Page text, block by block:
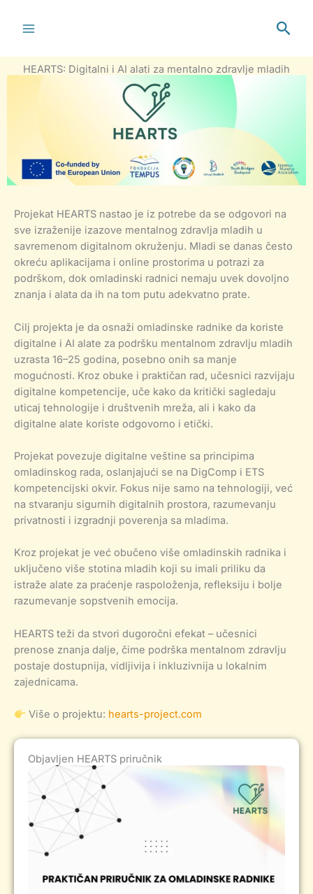
HEARTS: Digitalni i AI alati za mentalno zdravlje mladih
Projekat HEARTS nastao je iz potrebe da se odgovori na
sve izraženije izazove mentalnog zdravlja mladih u
savremenom digitalnom okruženju. Mladi se danas često
okreću aplikacijama i online prostorima u potrazi za
podrškom, dok omladinski radnici nemaju uvek dovoljno
znanja i alata da ih na tom putu adekvatno prate.
Cilj projekta je da osnaži omladinske radnike da koriste
digitalne i AI alate za podršku mentalnom zdravlju mladih
uzrasta 16–25 godina, posebno onih sa manje
mogućnosti. Kroz obuke i praktičan rad, učesnici razvijaju
digitalne kompetencije, uče kako da kritički sagledaju
uticaj tehnologije i društvenih mreža, ali i kako da
digitalne alate koriste odgovorno i etički.
Projekat povezuje digitalne veštine sa principima
omladinskog rada, oslanjajući se na DigComp i ETS
kompetencijski okvir. Fokus nije samo na tehnologiji, već
na stvaranju sigurnih digitalnih prostora, razumevanju
privatnosti i izgradnji poverenja sa mladima.
Kroz projekat je već obučeno više omladinskih radnika i
uključeno više stotina mladih koji su imali priliku da
istraže alate za praćenje raspoloženja, refleksiju i bolje
razumevanje sopstvenih emocija.
HEARTS teži da stvori dugoročni efekat – učesnici
prenose znanja dalje, čime podrška mentalnom zdravlju
postaje dostupnija, vidljivija i inkluzivnija u lokalnim
zajednicama.
Više o projektu: hearts-project.com
Objavljen HEARTS priručnik